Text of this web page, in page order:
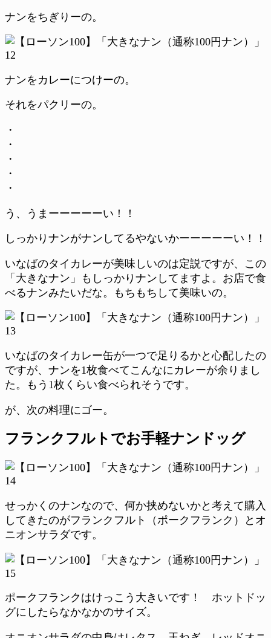
ナンをちぎりーの。
ナンをカレーにつけーの。
それをパクリーの。
・
・
・
・
・
う、うまーーーーーい！！
しっかりナンがナンしてるやないかーーーーーい！！
いなばのタイカレーが美味しいのは定説ですが、この
「大きなナン」もしっかりナンしてますよ。お店で食
べるナンみたいだな。もちもちして美味いの。
いなばのタイカレー缶が一つで足りるかと心配したの
ですが、ナンを1枚食べてこんなにカレーが余りまし
た。もう1枚くらい食べられそうです。
が、次の料理にゴー。
フランクフルトでお手軽ナンドッグ
せっかくのナンなので、何か挟めないかと考えて購入
してきたのがフランクフルト（ポークフランク）とオ
ニオンサラダです。
ポークフランクはけっこう大きいです！ ホットドッ
グにしたらなかなかのサイズ。